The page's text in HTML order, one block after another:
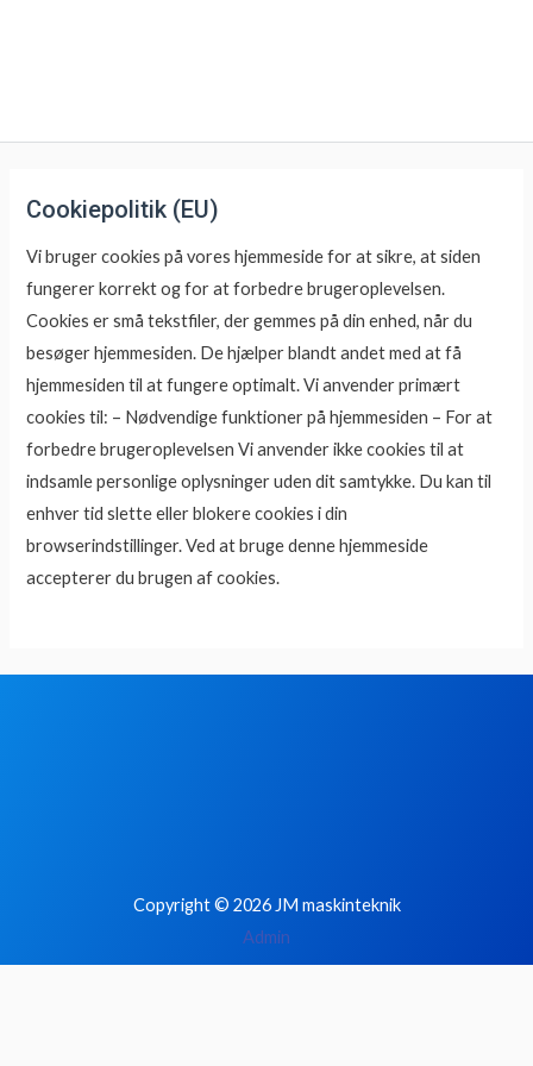
Cookiepolitik (EU)
Vi bruger cookies på vores hjemmeside for at sikre, at siden
fungerer korrekt og for at forbedre brugeroplevelsen.
Cookies er små tekstfiler, der gemmes på din enhed, når du
besøger hjemmesiden. De hjælper blandt andet med at få
hjemmesiden til at fungere optimalt. Vi anvender primært
cookies til: – Nødvendige funktioner på hjemmesiden – For at
forbedre brugeroplevelsen Vi anvender ikke cookies til at
indsamle personlige oplysninger uden dit samtykke. Du kan til
enhver tid slette eller blokere cookies i din
browserindstillinger. Ved at bruge denne hjemmeside
accepterer du brugen af cookies.
Copyright © 2026 JM maskinteknik
Admin